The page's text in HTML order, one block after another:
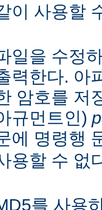
이 사용할
일을 수정
력한다. 아
암호를 저
규먼트인)
에 명령행
용할 수 없
를 사용